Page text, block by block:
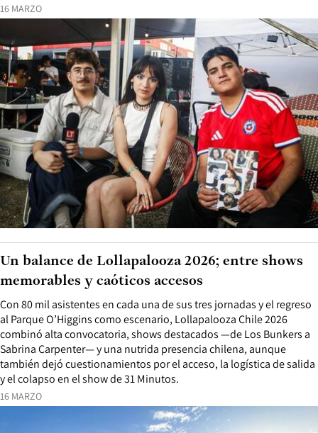
16 MARZO
16 MARZO
Con 80 mil asistentes en cada una de sus tres jornadas y el regreso
al Parque O’Higgins como escenario, Lollapalooza Chile 2026
combinó alta convocatoria, shows destacados —de Los Bunkers a
Sabrina Carpenter— y una nutrida presencia chilena, aunque
también dejó cuestionamientos por el acceso, la logística de salida
y el colapso en el show de 31 Minutos.
Un balance de Lollapalooza 2026; entre shows
memorables y caóticos accesos